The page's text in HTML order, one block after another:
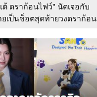
ต้ ดราก้อนไฟว์" นัดเจอกับ
ยเป็นช็อตสุดท้ายวงดราก้อน